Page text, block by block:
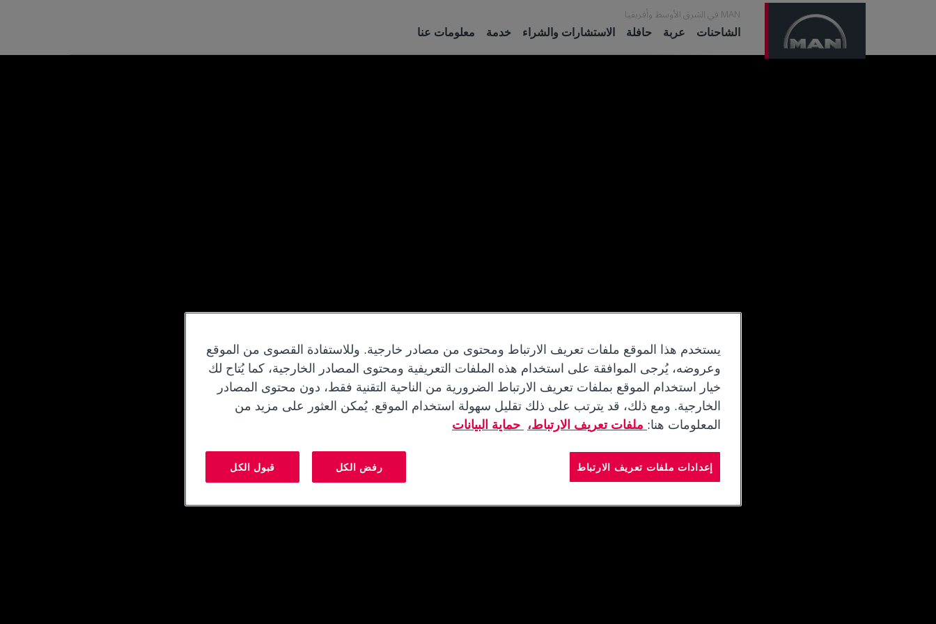
MAN في الشرق الأوسط وأفريقيا
الشاحنات عربة حافلة الاستشارات والشراء خدمة معلومات عنا
يستخدم هذا الموقع ملفات تعريف الارتباط ومحتوى من مصادر خارجية. وللاستفادة القصوى من الموقع
وعروضه، يُرجى الموافقة على استخدام هذه الملفات التعريفية ومحتوى المصادر الخارجية، كما يُتاح لك
خيار استخدام الموقع بملفات تعريف الارتباط الضرورية من الناحية التقنية فقط، دون محتوى المصادر
الخارجية. ومع ذلك، قد يترتب على ذلك تقليل سهولة استخدام الموقع. يُمكن العثور على مزيد من
المعلومات هنا: ملفات تعريف الارتباط، حماية البيانات
إعدادات ملفات تعريف الارتباط رفض الكل قبول الكل